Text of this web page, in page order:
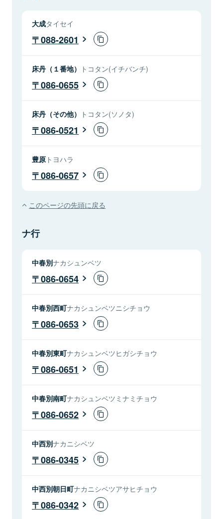
大成タイセイ
088-2601
床丹（１番地） トコタン(イチバンチ)
086-0655
床丹（その他） トコタン(ソノタ)
086-0521
豊原 トヨハラ
086-0657
このページの先頭に戻る
ナ行
中春別ナカシュンベツ
086-0654
中春別西町ナカシュンベツニシチョウ
086-0653
中春別東町ナカシュンベツヒガシチョウ
086-0651
中春別南町ナカシュンベツミナミチョウ
086-0652
中西別ナカニシベツ
086-0345
中西別朝日町ナカニシベツアサヒチョウ
086-0342